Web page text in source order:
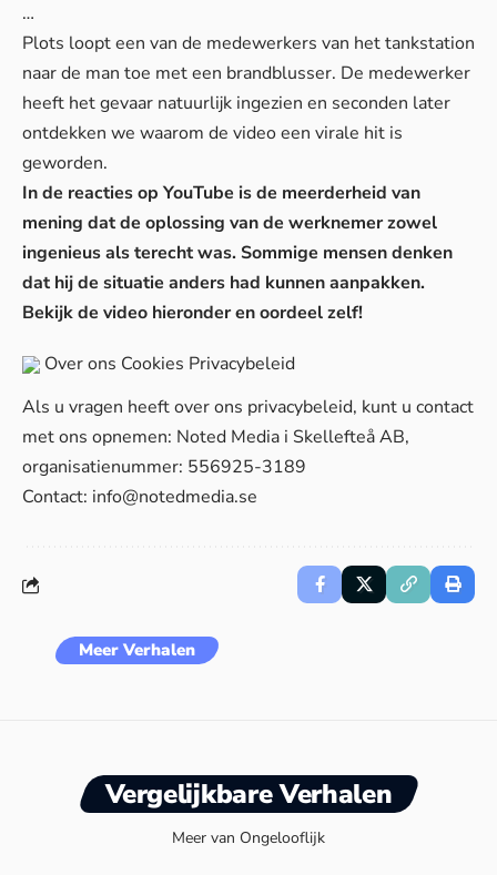
…
Plots loopt een van de medewerkers van het tankstation
naar de man toe met een brandblusser. De medewerker
heeft het gevaar natuurlijk ingezien en seconden later
ontdekken we waarom de video een virale hit is
geworden.
In de reacties op YouTube is de meerderheid van
mening dat de oplossing van de werknemer zowel
ingenieus als terecht was. Sommige mensen denken
dat hij de situatie anders had kunnen aanpakken.
Bekijk de video hieronder en oordeel zelf!
Over ons Cookies Privacybeleid
Als u vragen heeft over ons privacybeleid, kunt u contact
met ons opnemen: Noted Media i Skellefteå AB,
organisatienummer: 556925-3189
Contact: info@notedmedia.se
Meer Verhalen
Vergelijkbare Verhalen
Meer van Ongelooflijk